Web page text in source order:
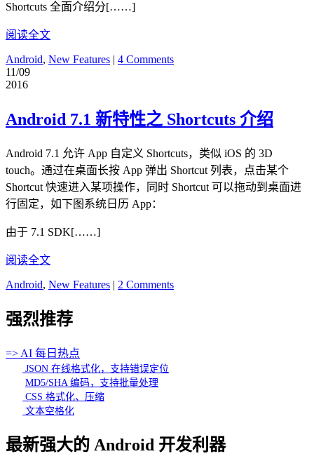
Shortcuts 全面介绍分[……]
阅读全文
Android, New Features | 4 Comments
11/09
2016
Android 7.1 新特性之 Shortcuts 介绍
Android 7.1 允许 App 自定义 Shortcuts，类似 iOS 的 3D
touch。通过在桌面长按 App 弹出 Shortcut 列表，点击某个
Shortcut 快速进入某项操作，同时 Shortcut 可以拖动到桌面进
行固定，如下图系统日历 App：
由于 7.1 SDK[……]
阅读全文
Android, New Features | 2 Comments
强烈推荐
=> AI 每日热点
JSON 在线格式化，支持错误定位
MD5/SHA 编码，支持批量处理
CSS 格式化、压缩
文本空格化
最新强大的 Android 开发利器